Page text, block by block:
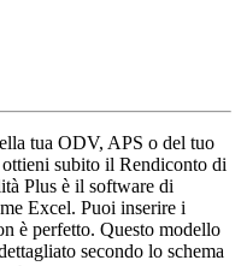
tua ODV, APS o del tuo
subito il Rendiconto di
Plus è il software di
Excel. Puoi inserire i
è perfetto. Questo modello
secondo lo schema